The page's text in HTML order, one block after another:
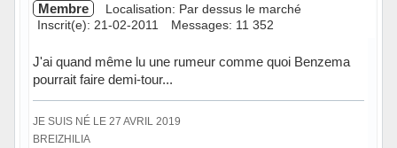
Membre
Localisation: Par dessus le marché
Inscrit(e): 21-02-2011
Messages: 11 352
J'ai quand même lu une rumeur comme quoi Benzema
pourrait faire demi-tour...
JE SUIS NÉ LE 27 AVRIL 2019
BREIZHILIA